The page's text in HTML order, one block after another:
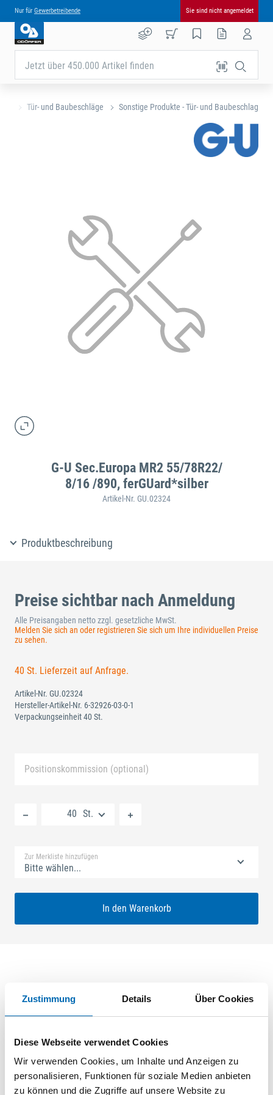
Zustimmung Details Über Cookies
Diese Webseite verwendet Cookies
Wir verwenden Cookies, um Inhalte und Anzeigen zu
personalisieren, Funktionen für soziale Medien anbieten
zu können und die Zugriffe auf unsere Website zu
Nur für Gewerbetreibende Sie sind nicht angemeldet
Jetzt über 450.000 Artikel finden
Tür- und Baubeschläge Sonstige Produkte - Tür- und Baubeschlag
G-U Sec.Europa MR2 55/78R22/
8/16 /890, ferGUard*silber
Artikel-Nr. GU.02324
Produktbeschreibung
Preise sichtbar nach Anmeldung
Alle Preisangaben netto zzgl. gesetzliche MwSt.
Melden Sie sich an oder registrieren Sie sich um Ihre individuellen Preise
zu sehen.
40 St. Lieferzeit auf Anfrage.
Artikel-Nr. GU.02324
Hersteller-Artikel-Nr. 6-32926-03-0-1
Verpackungseinheit 40 St.
Positionskommission (optional)
St.
Zur Merkliste hinzufügen
Bitte wählen...
In den Warenkorb
GU-SECURY Europa 55/78 MR2 Rundzylinder Nuss: 8mm
Maße: A1 267,5mm B1 402,5mm Verzahnung oben+unten
ferGUard*silber VE: 40,000